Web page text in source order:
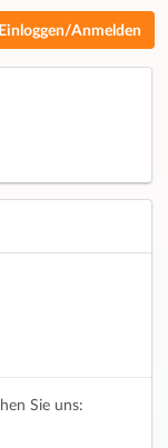
Einloggen/Anmelden
Sie uns: